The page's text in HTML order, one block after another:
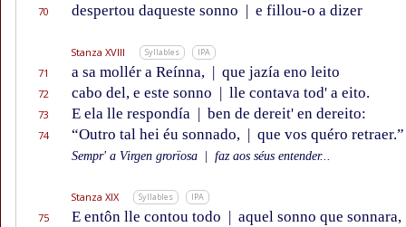
70 despertou daqueste sonno | e fillou-o a dizer
Stanza XVIII Syllables IPA
71 a sa mollér a Reínna, | que jazía eno leito
72 cabo del, e este sonno | lle contava tod' a eito.
73 E ela lle respondía | ben de dereit' en dereito:
74 “Outro tal hei éu sonnado, | que vos quéro retraer.”
Sempr' a Virgen grorïosa faz aos séus entender...
Stanza XIX Syllables IPA
75 E entôn lle contou todo | aquel sonno que sonnara,